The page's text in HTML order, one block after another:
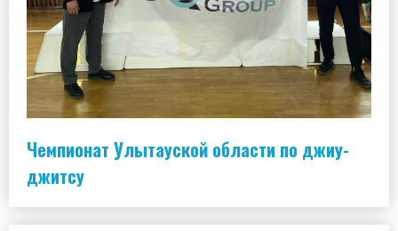
Чемпионат Улытауской области по джиу-
джитсу